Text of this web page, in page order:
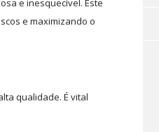
e inesquecível. Este
e maximizando o
qualidade. É vital